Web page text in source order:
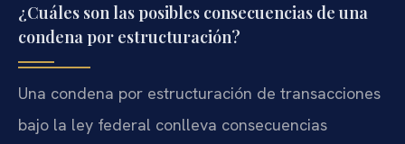
¿Cuáles son las posibles consecuencias de una
condena por estructuración?
Una condena por estructuración de transacciones
bajo la ley federal conlleva consecuencias